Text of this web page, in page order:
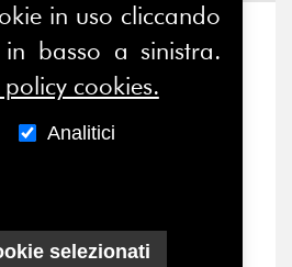
Notizie-
pausa estiva,
dopo la
la...
in uso cliccando
basso a sinistra.
cookies.
Analitici
selezionati